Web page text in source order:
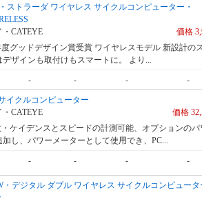
ストラーダ ワイヤレス サイクルコンピューター・
・CATEYE
価格
度グッドデザイン賞受賞 ワイヤレスモデル 新設計の
デザインも取付けもスマートに。 より...
- - - -
イクルコンピューター
・CATEYE
価格
ケイデンスとスピードの計測可能、オプションのパ
し、パワーメーターとして使用でき、PC...
- - - -
・デジタル ダブル ワイヤレス サイクルコンピュータ